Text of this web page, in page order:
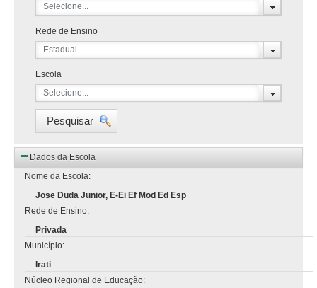
Selecione...
Rede de Ensino
Estadual
Escola
Selecione...
Pesquisar
Dados da Escola
Nome da Escola:
Jose Duda Junior, E-Ei Ef Mod Ed Esp
Rede de Ensino:
Privada
Município:
Irati
Núcleo Regional de Educação: